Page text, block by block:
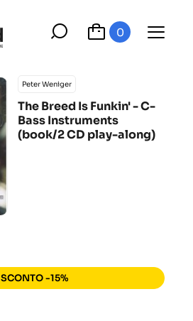
0
Peter Weniger
The Breed Is Funkin' - C-
Bass Instruments
(book/2 CD play-along)
SCONTO -15%